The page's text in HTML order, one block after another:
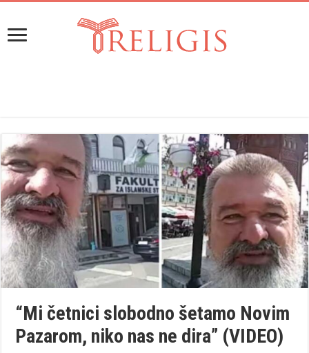
“Mi četnici slobodno šetamo Novim
Pazarom, niko nas ne dira” (VIDEO)